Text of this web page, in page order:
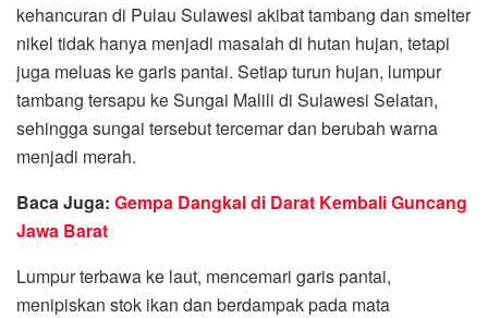
kehancuran di Pulau Sulawesi akibat tambang dan smelter
nikel tidak hanya menjadi masalah di hutan hujan, tetapi
juga meluas ke garis pantai. Setiap turun hujan, lumpur
tambang tersapu ke Sungai Malili di Sulawesi Selatan,
sehingga sungai tersebut tercemar dan berubah warna
menjadi merah.
Baca Juga: Gempa Dangkal di Darat Kembali Guncang
Jawa Barat
Lumpur terbawa ke laut, mencemari garis pantai,
menipiskan stok ikan dan berdampak pada mata